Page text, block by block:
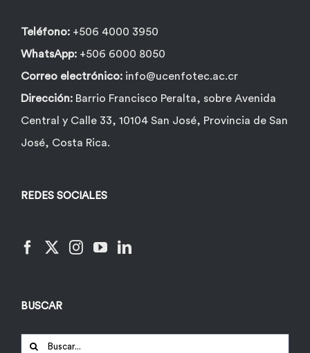
de
producto
Teléfono: +506 4000 3950
WhatsApp: +506 6000 8050
Correo electrónico: info@ucenfotec.ac.cr
Dirección: Barrio Francisco Peralta, sobre Avenida
Central y Calle 33, 10104 San José, Provincia de San
José, Costa Rica.
REDES SOCIALES
BUSCAR
Buscar: